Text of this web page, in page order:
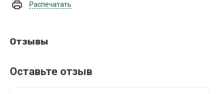
Распечатать
Отзывы
Оставьте отзыв